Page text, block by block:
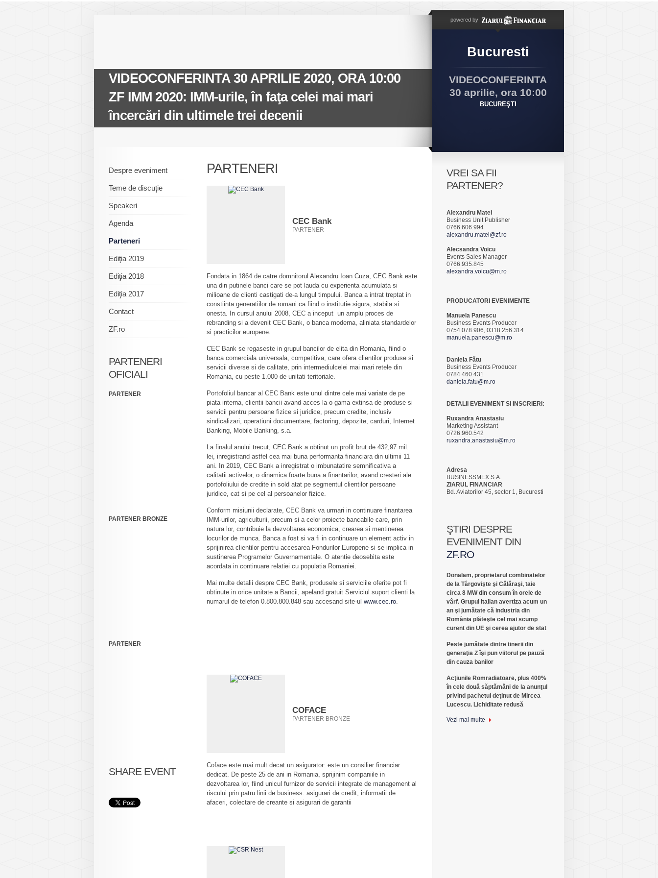
VIDEOCONFERINTA 30 APRILIE 2020, ORA 10:00
ZF IMM 2020: IMM-urile, în faţa celei mai mari
încercări din ultimele trei decenii
powered by
Bucuresti
VIDEOCONFERINTA
30 aprilie, ora 10:00
BUCUREŞTI
Despre eveniment
Teme de discuţie
Speakeri
Agenda
Parteneri
Ediţia 2019
Ediţia 2018
Ediţia 2017
Contact
ZF.ro
PARTENERI
OFICIALI
PARTENER
PARTENER BRONZE
PARTENER
SHARE EVENT
PARTENERI
CEC Bank
PARTENER
Fondata in 1864 de catre domnitorul Alexandru Ioan Cuza, CEC Bank este
una din putinele banci care se pot lauda cu experienta acumulata si
milioane de clienti castigati de-a lungul timpului. Banca a intrat treptat in
constiinta generatiilor de romani ca fiind o institutie sigura, stabila si
onesta. In cursul anului 2008, CEC a inceput un amplu proces de
rebranding si a devenit CEC Bank, o banca moderna, aliniata standardelor
si practicilor europene.
CEC Bank se regaseste in grupul bancilor de elita din Romania, fiind o
banca comerciala universala, competitiva, care ofera clientilor produse si
servicii diverse si de calitate, prin intermediulcelei mai mari retele din
Romania, cu peste 1.000 de unitati teritoriale.
Portofoliul bancar al CEC Bank este unul dintre cele mai variate de pe
piata interna, clientii bancii avand acces la o gama extinsa de produse si
servicii pentru persoane fizice si juridice, precum credite, inclusiv
sindicalizari, operatiuni documentare, factoring, depozite, carduri, Internet
Banking, Mobile Banking, s.a.
La finalul anului trecut, CEC Bank a obtinut un profit brut de 432,97 mil.
lei, inregistrand astfel cea mai buna performanta financiara din ultimii 11
ani. In 2019, CEC Bank a inregistrat o imbunatatire semnificativa a
calitatii activelor, o dinamica foarte buna a finantarilor, avand cresteri ale
portofoliului de credite in sold atat pe segmentul clientilor persoane
juridice, cat si pe cel al persoanelor fizice.
Conform misiunii declarate, CEC Bank va urmari in continuare finantarea
IMM-urilor, agriculturii, precum si a celor proiecte bancabile care, prin
natura lor, contribuie la dezvoltarea economica, crearea si mentinerea
locurilor de munca. Banca a fost si va fi in continuare un element activ in
sprijinirea clientilor pentru accesarea Fondurilor Europene si se implica in
sustinerea Programelor Guvernamentale. O atentie deosebita este
acordata in continuare relatiei cu populatia Romaniei.
Mai multe detalii despre CEC Bank, produsele si serviciile oferite pot fi
obtinute in orice unitate a Bancii, apeland gratuit Serviciul suport clienti la
numarul de telefon 0.800.800.848 sau accesand site-ul www.cec.ro.
COFACE
PARTENER BRONZE
Coface este mai mult decat un asigurator: este un consilier financiar
dedicat. De peste 25 de ani in Romania, sprijinim companiile in
dezvoltarea lor, fiind unicul furnizor de servicii integrate de management al
riscului prin patru linii de business: asigurari de credit, informatii de
afaceri, colectare de creante si asigurari de garantii
VREI SA FII
PARTENER?
Alexandru Matei
Business Unit Publisher
0766.606.994
alexandru.matei@zf.ro
Alecsandra Voicu
Events Sales Manager
0766.935.845
alexandra.voicu@m.ro
PRODUCATORI EVENIMENTE
Manuela Panescu
Business Events Producer
0754.078.906; 0318.256.314
manuela.panescu@m.ro
Daniela Fătu
Business Events Producer
0784 460.431
daniela.fatu@m.ro
DETALII EVENIMENT SI INSCRIERI:
Ruxandra Anastasiu
Marketing Assistant
0726.960.542
ruxandra.anastasiu@m.ro
Adresa
BUSINESSMEX S.A.
ZIARUL FINANCIAR
Bd. Aviatorilor 45, sector 1, Bucuresti
ŞTIRI DESPRE
EVENIMENT DIN
ZF.RO
Donalam, proprietarul combinatelor
de la Târgovişte şi Călăraşi, taie
circa 8 MW din consum în orele de
vârf. Grupul italian avertiza acum un
an şi jumătate că industria din
România plăteşte cel mai scump
curent din UE şi cerea ajutor de stat
Peste jumătate dintre tinerii din
generaţia Z îşi pun viitorul pe pauză
din cauza banilor
Acţiunile Romradiatoare, plus 400%
în cele două săptămâni de la anunţul
privind pachetul deţinut de Mircea
Lucescu. Lichiditate redusă
Vezi mai multe